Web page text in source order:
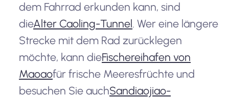
dem Fahrrad erkunden kann, sind
dieAlter Caoling-Tunnel . Wer eine längere
Strecke mit dem Rad zurücklegen
möchte, kann dieFischereihafen von
Maoaofür frische Meeresfrüchte und
besuchen Sie auchSandiaojiao-